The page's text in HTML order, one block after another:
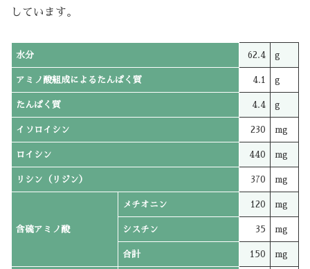
しています。
水分 62.4 g
アミノ酸組成によるたんぱく質 4.1 g
たんぱく質 4.4 g
イソロイシン 230 mg
ロイシン 440 mg
リシン（リジン） 370 mg
含硫アミノ酸
メチオニン 120 mg
シスチン 35 mg
合計 150 mg